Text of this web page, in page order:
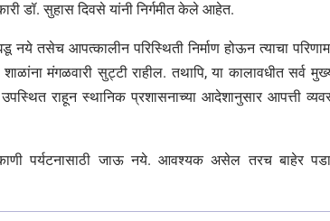
डॉ. सुहास दिवसे यांनी निर्गमीत केले आहेत.
तसेच आपत्कालीन परिस्थिती निर्माण होऊन त्याचा परिणाम
मंगळवारी सुट्टी राहील. तथापि, या कालावधीत सर्व
उपस्थित राहून स्थानिक प्रशासनाच्या आदेशानुसार आपत्ती
ठिकाणी पर्यटनासाठी जाऊ नये. आवश्यक असेल तरच बाहेर